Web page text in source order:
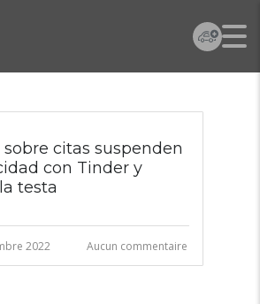
sobre citas suspenden
con Tinder y
testa
2022 Aucun commentaire